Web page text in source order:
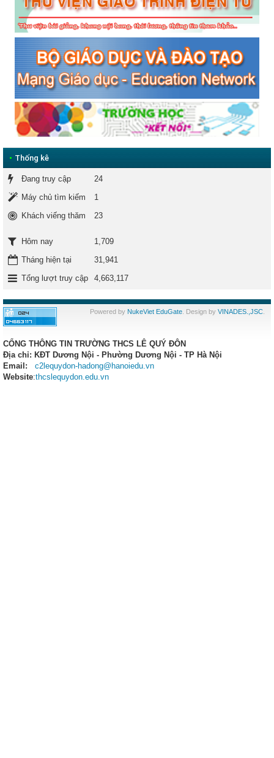
• Thống kê
Đang truy cập
24
Máy chủ tìm kiếm
1
Khách viếng thăm
23
Hôm nay
1,709
Tháng hiện tại
31,941
Tổng lượt truy cập
4,663,117
Powered by NukeViet EduGate. Design by VINADES.,JSC.
CỔNG THÔNG TIN TRƯỜNG THCS LÊ QUÝ ĐÔN
Địa chỉ: KĐT Dương Nội - Phường Dương Nội - TP Hà Nội
Email:
c2lequydon-hadong@hanoiedu.vn
Website:thcslequydon.edu.vn